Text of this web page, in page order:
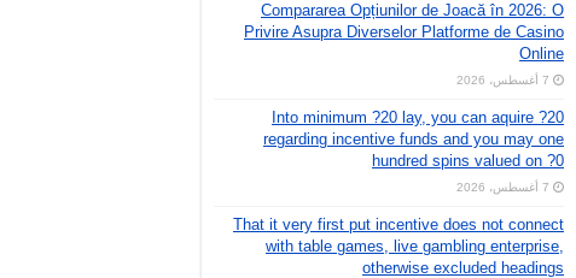
Compararea Opțiunilor de Joacă în 2026: O
Privire Asupra Diverselor Platforme de Casino
Online
7 أغسطس، 2026
Into minimum ?20 lay, you can aquire ?20
regarding incentive funds and you may one
hundred spins valued on ?0
7 أغسطس، 2026
That it very first put incentive does not connect
with table games, live gambling enterprise,
otherwise excluded headings